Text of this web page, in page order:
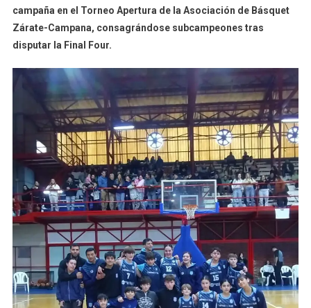
campaña en el Torneo Apertura de la Asociación de Básquet
Zárate-Campana, consagrándose subcampeones tras
disputar la Final Four.